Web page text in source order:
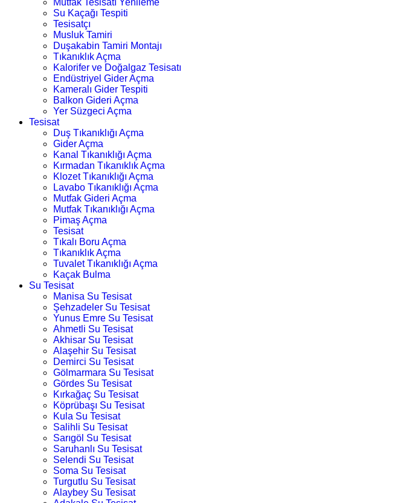
Mutfak Tesisatı Yenileme
Su Kaçağı Tespiti
Tesisatçı
Musluk Tamiri
Duşakabin Tamiri Montajı
Tıkanıklık Açma
Kalorifer ve Doğalgaz Tesisatı
Endüstriyel Gider Açma
Kameralı Gider Tespiti
Balkon Gideri Açma
Yer Süzgeci Açma
Tesisat
Duş Tıkanıklığı Açma
Gider Açma
Kanal Tıkanıklığı Açma
Kırmadan Tıkanıklık Açma
Klozet Tıkanıklığı Açma
Lavabo Tıkanıklığı Açma
Mutfak Gideri Açma
Mutfak Tıkanıklığı Açma
Pimaş Açma
Tesisat
Tıkalı Boru Açma
Tıkanıklık Açma
Tuvalet Tıkanıklığı Açma
Kaçak Bulma
Su Tesisat
Manisa Su Tesisat
Şehzadeler Su Tesisat
Yunus Emre Su Tesisat
Ahmetli Su Tesisat
Akhisar Su Tesisat
Alaşehir Su Tesisat
Demirci Su Tesisat
Gölmarmara Su Tesisat
Gördes Su Tesisat
Kırkağaç Su Tesisat
Köprübaşı Su Tesisat
Kula Su Tesisat
Salihli Su Tesisat
Sarıgöl Su Tesisat
Saruhanlı Su Tesisat
Selendi Su Tesisat
Soma Su Tesisat
Turgutlu Su Tesisat
Alaybey Su Tesisat